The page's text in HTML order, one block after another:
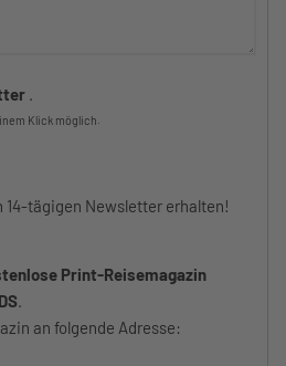
.
Klick möglich.
tägigen Newsletter erhalten!
Print-Reisemagazin
.
an folgende Adresse: